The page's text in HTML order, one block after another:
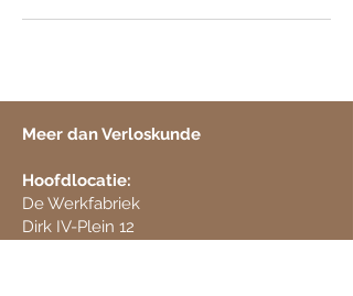
Meer dan Verloskunde
Hoofdlocatie:
De Werkfabriek
Dirk IV-Plein 12